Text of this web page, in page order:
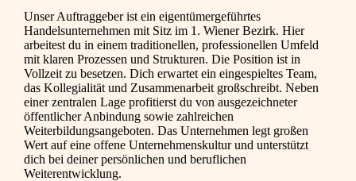
Unser Auftraggeber ist ein eigentümergeführtes
Handelsunternehmen mit Sitz im 1. Wiener Bezirk. Hier
arbeitest du in einem traditionellen, professionellen Umfeld
mit klaren Prozessen und Strukturen. Die Position ist in
Vollzeit zu besetzen. Dich erwartet ein eingespieltes Team,
das Kollegialität und Zusammenarbeit großschreibt. Neben
einer zentralen Lage profitierst du von ausgezeichneter
öffentlicher Anbindung sowie zahlreichen
Weiterbildungsangeboten. Das Unternehmen legt großen
Wert auf eine offene Unternehmenskultur und unterstützt
dich bei deiner persönlichen und beruflichen
Weiterentwicklung.